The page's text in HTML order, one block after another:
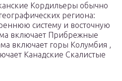
Кордильеры обычно
региона:
систему и восточную
включает Прибрежные
включает горы Колумбия ,
Канадские Скалистые